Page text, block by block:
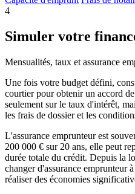
4
Simuler votre
Mensualités, taux et assurance
Une fois votre budget défini,
courtier pour obtenir un accord
seulement sur le taux d'intérêt,
les frais de dossier et les
L'assurance emprunteur est
200 000 € sur 20 ans, elle peut
durée totale du crédit. Depuis la
changer d'assurance emprunteur
réaliser des économies